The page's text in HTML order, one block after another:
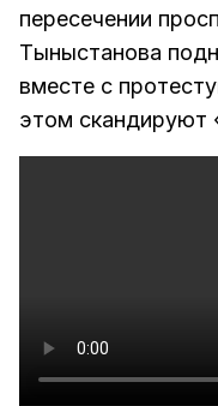
пересечении
Тыныстанова
вместе с
этом скандируют